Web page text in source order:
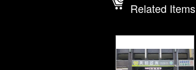
Related Items